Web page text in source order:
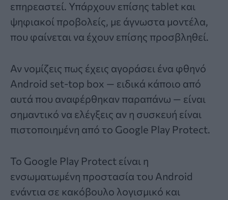
επηρεαστεί. Υπάρχουν επίσης tablet και
ψηφιακοί προβολείς, με άγνωστα μοντέλα,
που φαίνεται να έχουν επίσης προσβληθεί.
Αν νομίζεις πως έχεις αγοράσει ένα φθηνό
Android set-top box — ειδικά κάποιο από
αυτά που αναφέρθηκαν παραπάνω — είναι
σημαντικό να ελέγξεις αν η συσκευή είναι
πιστοποιημένη από το Google Play Protect.
Το Google Play Protect είναι η
ενσωματωμένη προστασία του Android
ενάντια σε κακόβουλο λογισμικό και